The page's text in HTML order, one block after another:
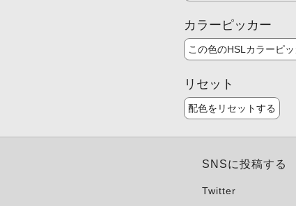
カラーピッカー
この色のHSLカラーピ
リセット
配色をリセットする
SNSに投稿する
Twitter